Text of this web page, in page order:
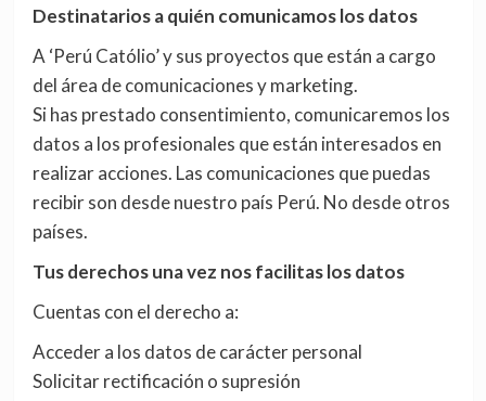
Destinatarios a quién comunicamos los datos
A ‘Perú Católio’ y sus proyectos que están a cargo
del área de comunicaciones y marketing.
Si has prestado consentimiento, comunicaremos los
datos a los profesionales que están interesados en
realizar acciones. Las comunicaciones que puedas
recibir son desde nuestro país Perú. No desde otros
países.
Tus derechos una vez nos facilitas los datos
Cuentas con el derecho a:
Acceder a los datos de carácter personal
Solicitar rectificación o supresión